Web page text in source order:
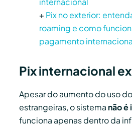
+ Pix no exterior:
roaming e como
pagamento
Pix internacional
Apesar do aumento do uso
estrangeiras, o sistema não é
funciona apenas dentro da